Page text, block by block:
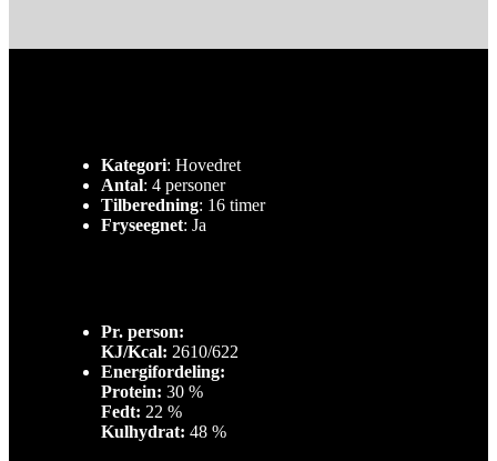
Kategori: Hovedret
Antal: 4 personer
Tilberedning: 16 timer
Fryseegnet: Ja
Pr. person:
KJ/Kcal: 2610/622
Energifordeling:
Protein: 30 %
Fedt: 22 %
Kulhydrat: 48 %